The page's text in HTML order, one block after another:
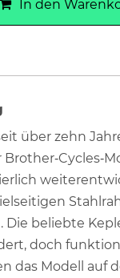
In den
über zehn
Die beliebte
doch
das Modell auf